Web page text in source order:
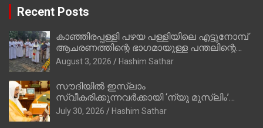
Recent Posts
കാഞ്ഞിരപ്പള്ളി പഴയ പള്ളിയിലെ എട്ടുനോമ്പ്
ആചരണത്തിന്റെ ഭാഗമായുള്ള പന്തലിന്റെ
കാൽനാട്ട് കർമ്മം ആർച്ച് പ്രീസ്റ്റ് വെരി.
റവ.ഫാ. കുര്യൻ താമരശ്ശേരി നിർവഹിക്കുന്നു.
August 3, 2026 Hashim Sathar
സൗദിയില്‍ ഇസ്‌ലാം
സ്വീകരിക്കുന്നവര്‍ക്കായി ‘ന്യൂ മുസ്ലിം’
ഡിജിറ്റല്‍ കാര്‍ഡ് സേവനം ആരംഭിച്ചു
July 30, 2026 Hashim Sathar